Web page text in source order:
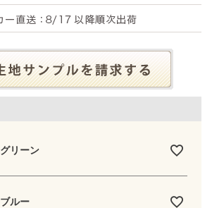
グリーン
ブルー